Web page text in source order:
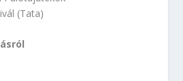
(Tata)